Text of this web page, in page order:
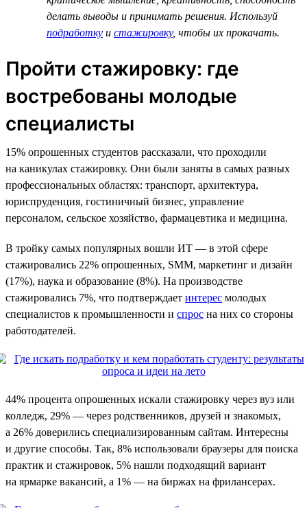
делать выводы и принимать решения. Используй
подработку и стажировку, чтобы их прокачать.
Пройти стажировку: где
востребованы молодые
специалисты
15% опрошенных студентов рассказали, что проходили
на каникулах стажировку. Они были заняты в самых разных
профессиональных областях: транспорт, архитектура,
юриспруденция, гостиничный бизнес, управление
персоналом, сельское хозяйство, фармацевтика и медицина.
В тройку самых популярных вошли ИТ — в этой сфере
стажировались 22% опрошенных, SMM, маркетинг и дизайн
(17%), наука и образование (8%). На производстве
стажировались 7%, что подтверждает интерес молодых
специалистов к промышленности и спрос на них со стороны
работодателей.
44% процента опрошенных искали стажировку через вуз или
колледж, 29% — через родственников, друзей и знакомых,
а 26% доверились специализированным сайтам. Интересны
и другие способы. Так, 8% использовали браузеры для поиска
практик и стажировок, 5% нашли подходящий вариант
на ярмарке вакансий, а 1% — на биржах на фрилансерах.